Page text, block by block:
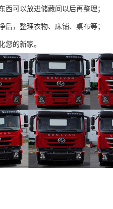
西可以放进储藏间以后再整理；
后，整理衣物、床铺、桌布等；
您的新家。